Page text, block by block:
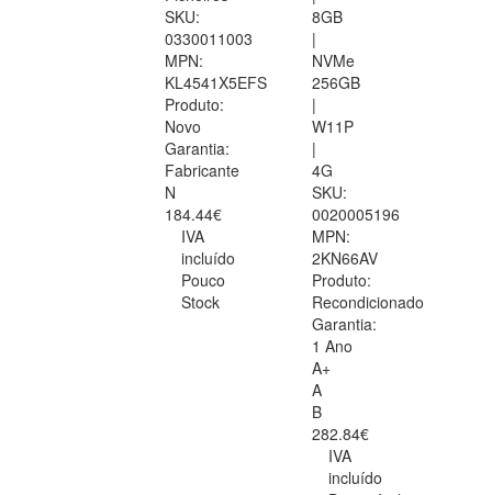
SKU:
0330011003
MPN:
KL4541X5EFS
Produto:
Novo
Garantia:
Fabricante
N
184.44€
IVA
incluído
Pouco
Stock
8GB
|
NVMe
256GB
|
W11P
|
4G
SKU:
0020005196
MPN:
2KN66AV
Produto:
Recondicionado
Garantia:
1 Ano
A+
A
B
282.84€
IVA
incluído